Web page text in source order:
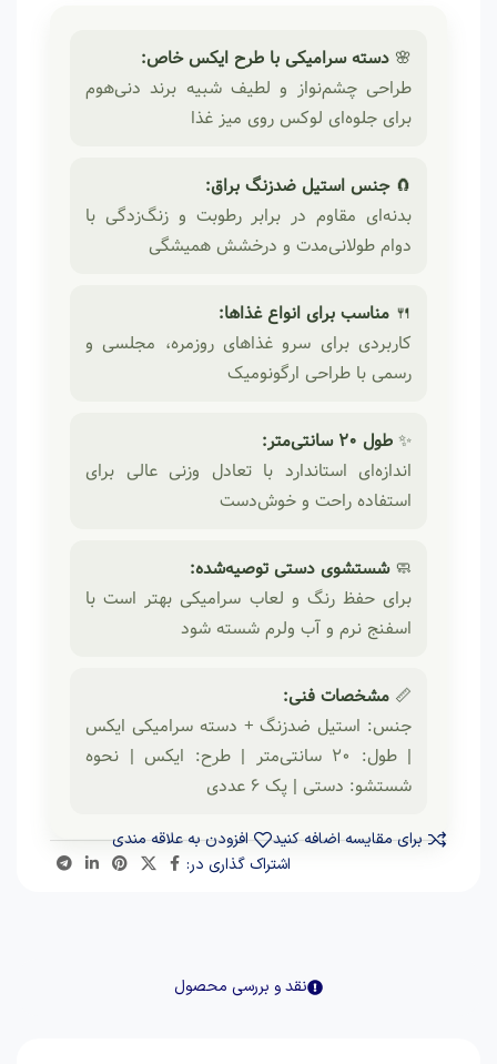
🌸 دسته سرامیکی با طرح ایکس خاص:
طراحی چشم‌نواز و لطیف شبیه برند دنی‌هوم
برای جلوه‌ای لوکس روی میز غذا
🧲جنس استیل ضدزنگ براق:
بدنه‌ای مقاوم در برابر رطوبت و زنگ‌زدگی با
دوام طولانی‌مدت و درخشش همیشگی
🍴 مناسب برای انواع غذاها:
کاربردی برای سرو غذاهای روزمره، مجلسی و
رسمی با طراحی ارگونومیک
✨ طول ۲۰ سانتی‌متر:
اندازه‌ای استاندارد با تعادل وزنی عالی برای
استفاده راحت و خوش‌دست
🧼شستشوی دستی توصیه‌شده:
برای حفظ رنگ و لعاب سرامیکی بهتر است با
اسفنج نرم و آب ولرم شسته شود
📏 مشخصات فنی:
جنس: استیل ضدزنگ + دسته سرامیکی ایکس
| طول: ۲۰ سانتی‌متر | طرح: ایکس | نحوه
شستشو: دستی | پک ۶ عددی
برای مقایسه اضافه کنید
افزودن به علاقه مندی
اشتراک گذاری در:
نقد و بررسی محصول